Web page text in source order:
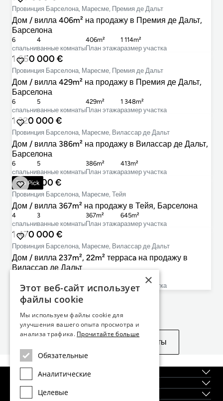
Провинция Барселона, Маресме, Премия де Дальт
Дом / вилла 406m² на продажу в Премия де Дальт,
Барселона
cпальни
6
ванные комнаты
4
План этажа
406m²
размер участка
1 114m²
1 650 000 €
Провинция Барселона, Маресме, Премия де Дальт
Дом / вилла 429m² на продажу в Премия де Дальт,
Барселона
cпальни
6
ванные комнаты
5
План этажа
429m²
размер участка
1 348m²
1 320 000 €
Провинция Барселона, Маресме, Вилассар де Дальт
Дом / вилла 386m² на продажу в Вилассар де Дальт,
Барселона
cпальни
6
ванные комнаты
5
План этажа
386m²
размер участка
413m²
Top Pick
1 275 000 €
Провинция Барселона, Маресме, Тейя
Дом / вилла 367m² на продажу в Тейя, Барселона
cпальни
4
ванные комнаты
3
План этажа
367m²
размер участка
645m²
1 470 000 €
Провинция Барселона, Маресме, Вилассар де Дальт
Дом / вилла 237m², 22m² террасa на продажу в
Вилассар де Дальт
cпальниванные комнаты План этажа размер участка
Не нашли то, что искали?
Посмотреть похожие объекты
Регионы
Новостройки
×
Этот веб-сайт использует
файлы cookie
Мы используем файлы cookie для
улучшения вашего опыта просмотра и
анализа трафика. Прочитайте больше
Обязательные
Аналитические
Целевые